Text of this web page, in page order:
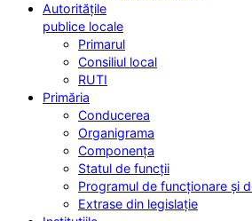
Autoritățile
publice locale
Primarul
Consiliul local
RUTI
Primăria
Conducerea
Organigrama
Componența
Statul de funcții
Programul de funcționare și
Extrase din legislație